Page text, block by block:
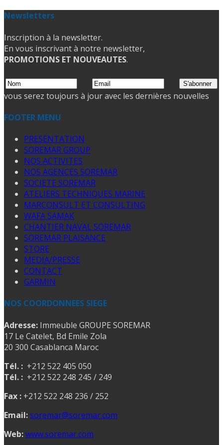
Newsletters
Inscription à la newsletter.
En vous inscrivant à notre newsletter,
PROMOTIONS ET NOUVEAUTES.
vous serez toujours à jour avec les dernières nouvelles
FOOTER MENU
PRESENTATION
SOREMAR GROUP
NOS ACTIVITES
NOS AGENCES SOREMAR
SOCIETE SOREMAR
ATELIERS TECHNIQUES MARINE
MARCONSULT ET CONSULTING
WAFA SAMAK
CHANTIER NAVAL SOREMAR
SOREMAR PLAISANCE
STORE
MEDIA/PRESSE
CONTACT
GARMIN
NOS COORDONNEES SIEGE
Adresse: Immeuble GROUPE SOREMAR
17 Le Catelet, Bd Emile Zola
20 300 Casablanca Maroc
Tél. : +212 522 405 050
Tél. : +212 522 248 245 / 249
Fax : +212 522 248 236 / 252
Email:soremar@soremar.com
Web:www.soremar.com